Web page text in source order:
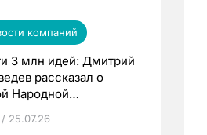
компаний
3 млн идей: Дмитрий
рассказал о
Народной
/ 25.07.26